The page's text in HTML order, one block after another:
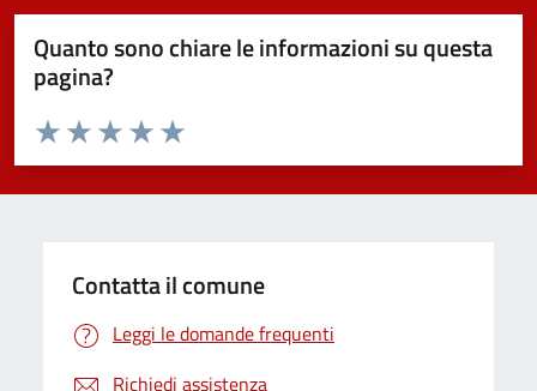
Quanto sono chiare le informazioni su questa
pagina?
Valuta da 1 a 5 stelle la pagina
Valuta 5 stelle su 5
Valuta 4 stelle su 5
Valuta 3 stelle su 5
Valuta 2 stelle su 5
Valuta 1 stelle su 5
Contatta il comune
Leggi le domande frequenti
Richiedi assistenza